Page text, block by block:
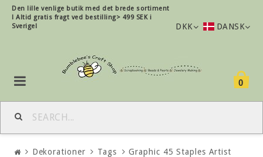
Den lille venlige butik med det brede sortiment
! Altid gratis fragt ved bestilling> 499 SEK i
Sverige!
DKK DANSK
0
Dekorationer Tags
Graphic 45 Staples Artist